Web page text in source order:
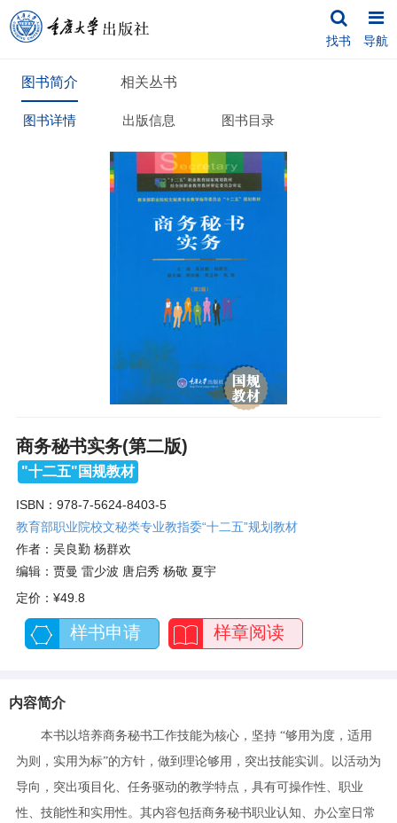
找书 导航
图书简介 相关丛书
图书详情 出版信息 图书目录
商务秘书实务(第二版)
"十二五"国规教材
ISBN：978-7-5624-8403-5
教育部职业院校文秘类专业教指委“十二五”规划教材
作者：吴良勤 杨群欢
编辑：贾曼 雷少波 唐启秀 杨敬 夏宇
定价： ¥49.8
样书申请 样章阅读
内容简介
本书以培养商务秘书工作技能为核心，坚持 “够用为度，适用
为则，实用为标”的方针，做到理论够用，突出技能实训。以活动为
导向，突出项目化、任务驱动的教学特点，具有可操作性、职业
性、技能性和实用性。其内容包括商务秘书职业认知、办公室日常